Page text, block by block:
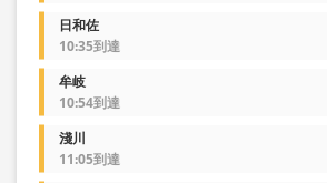
日和佐
10:35到達
牟岐
10:54到達
淺川
11:05到達